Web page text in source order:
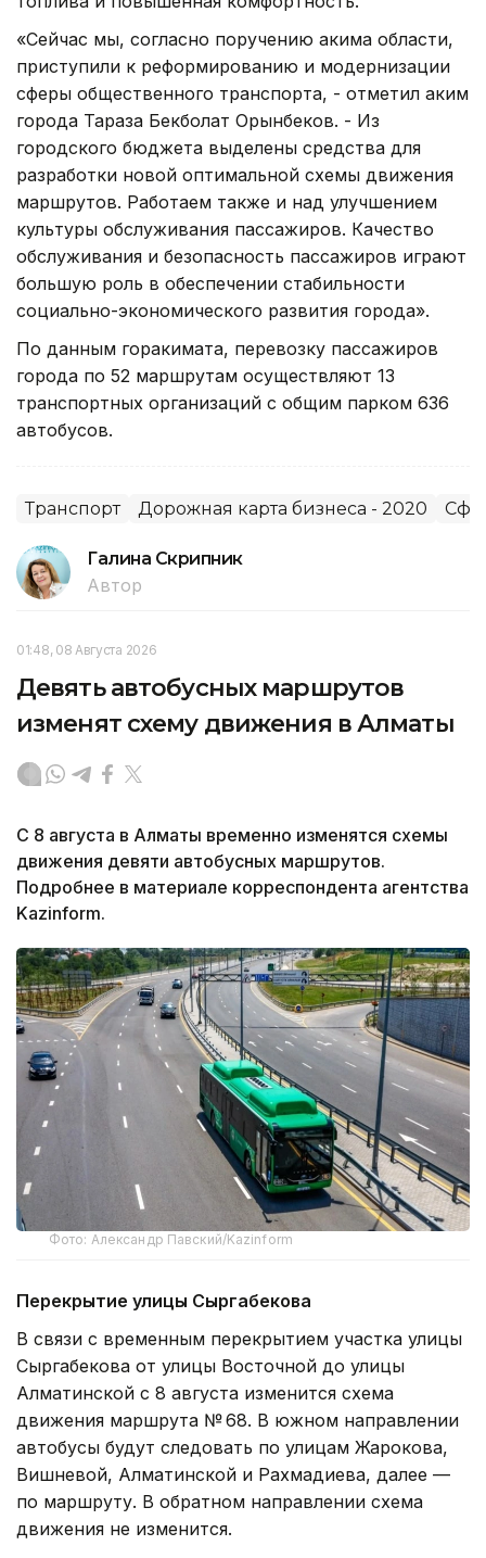
«Сейчас мы, согласно поручению акима области,
приступили к реформированию и модернизации
сферы общественного транспорта, - отметил аким
города Тараза Бекболат Орынбеков. - Из
городского бюджета выделены средства для
разработки новой оптимальной схемы движения
маршрутов. Работаем также и над улучшением
культуры обслуживания пассажиров. Качество
обслуживания и безопасность пассажиров играют
большую роль в обеспечении стабильности
социально-экономического развития города».
По данным горакимата, перевозку пассажиров
города по 52 маршрутам осуществляют 13
транспортных организаций с общим парком 636
автобусов.
Транспорт Дорожная карта бизнеса - 2020
Галина Скрипник
Автор
01:48, 08 Августа 2026
Девять автобусных маршрутов
изменят схему движения в Алматы
С 8 августа в Алматы временно изменятся схемы
движения девяти автобусных маршрутов.
Подробнее в материале корреспондента агентства
Kazinform.
Фото: Александр Павский/Kazinform
Перекрытие улицы Сыргабекова
В связи с временным перекрытием участка улицы
Сыргабекова от улицы Восточной до улицы
Алматинской с 8 августа изменится схема
движения маршрута № 68. В южном направлении
автобусы будут следовать по улицам Жарокова,
Вишневой, Алматинской и Рахмадиева, далее —
по маршруту. В обратном направлении схема
движения не изменится.